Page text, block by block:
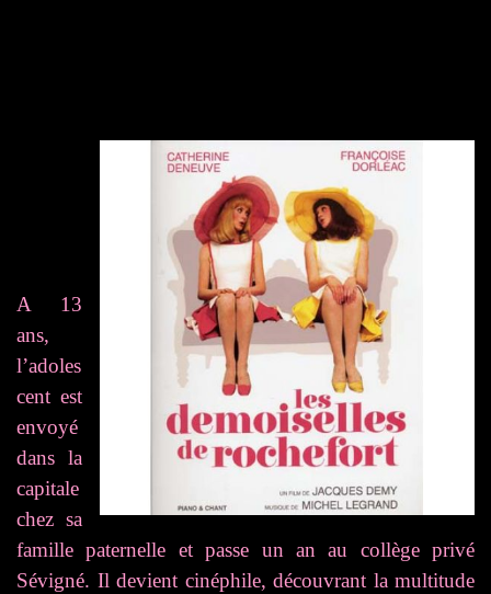
A 13
ans,
l’adoles
cent est
envoyé
dans la
capitale
chez sa
famille paternelle et passe un an au collège privé
Sévigné. Il devient cinéphile, découvrant la multitude